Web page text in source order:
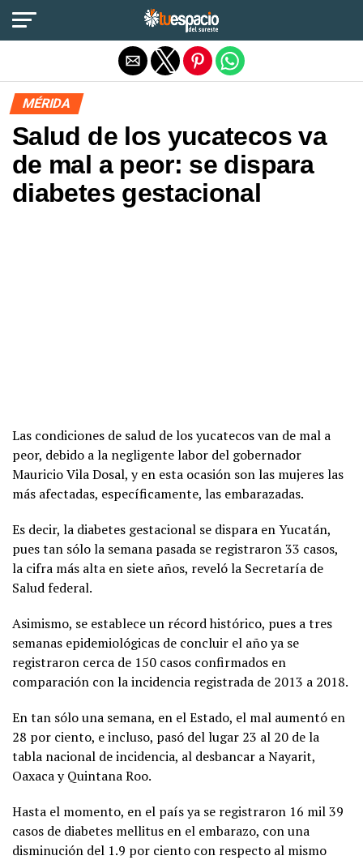
MÉRIDA
Salud de los yucatecos va
de mal a peor: se dispara
diabetes gestacional
Las condiciones de salud de los yucatecos van de mal a
peor, debido a la negligente labor del gobernador
Mauricio Vila Dosal, y en esta ocasión son las mujeres las
más afectadas, específicamente, las embarazadas.
Es decir, la diabetes gestacional se dispara en Yucatán,
pues tan sólo la semana pasada se registraron 33 casos,
la cifra más alta en siete años, reveló la Secretaría de
Salud federal.
Asimismo, se establece un récord histórico, pues a tres
semanas epidemiológicas de concluir el año ya se
registraron cerca de 150 casos confirmados en
comparación con la incidencia registrada de 2013 a 2018.
En tan sólo una semana, en el Estado, el mal aumentó en
28 por ciento, e incluso, pasó del lugar 23 al 20 de la
tabla nacional de incidencia, al desbancar a Nayarit,
Oaxaca y Quintana Roo.
Hasta el momento, en el país ya se registraron 16 mil 39
casos de diabetes mellitus en el embarazo, con una
disminución del 1.9 por ciento con respecto al mismo
Salir de la versión móvil